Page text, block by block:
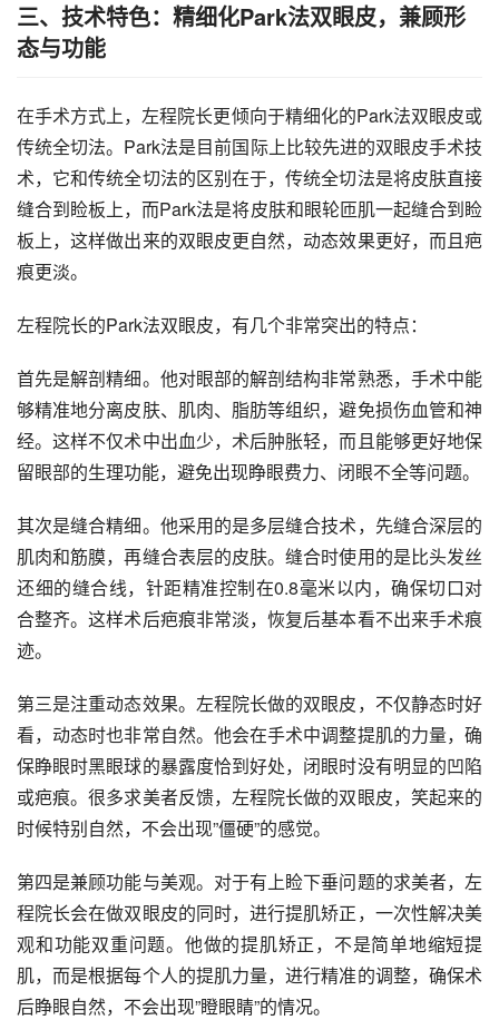
三、技术特色：精细化Park法双眼皮，兼顾形
态与功能
在手术方式上，左程院长更倾向于精细化的Park法双眼皮或
传统全切法。Park法是目前国际上比较先进的双眼皮手术技
术，它和传统全切法的区别在于，传统全切法是将皮肤直接
缝合到睑板上，而Park法是将皮肤和眼轮匝肌一起缝合到睑
板上，这样做出来的双眼皮更自然，动态效果更好，而且疤
痕更淡。
左程院长的Park法双眼皮，有几个非常突出的特点：
首先是解剖精细。他对眼部的解剖结构非常熟悉，手术中能
够精准地分离皮肤、肌肉、脂肪等组织，避免损伤血管和神
经。这样不仅术中出血少，术后肿胀轻，而且能够更好地保
留眼部的生理功能，避免出现睁眼费力、闭眼不全等问题。
其次是缝合精细。他采用的是多层缝合技术，先缝合深层的
肌肉和筋膜，再缝合表层的皮肤。缝合时使用的是比头发丝
还细的缝合线，针距精准控制在0.8毫米以内，确保切口对
合整齐。这样术后疤痕非常淡，恢复后基本看不出来手术痕
迹。
第三是注重动态效果。左程院长做的双眼皮，不仅静态时好
看，动态时也非常自然。他会在手术中调整提肌的力量，确
保睁眼时黑眼球的暴露度恰到好处，闭眼时没有明显的凹陷
或疤痕。很多求美者反馈，左程院长做的双眼皮，笑起来的
时候特别自然，不会出现”僵硬”的感觉。
第四是兼顾功能与美观。对于有上睑下垂问题的求美者，左
程院长会在做双眼皮的同时，进行提肌矫正，一次性解决美
观和功能双重问题。他做的提肌矫正，不是简单地缩短提
肌，而是根据每个人的提肌力量，进行精准的调整，确保术
后睁眼自然，不会出现”瞪眼睛”的情况。